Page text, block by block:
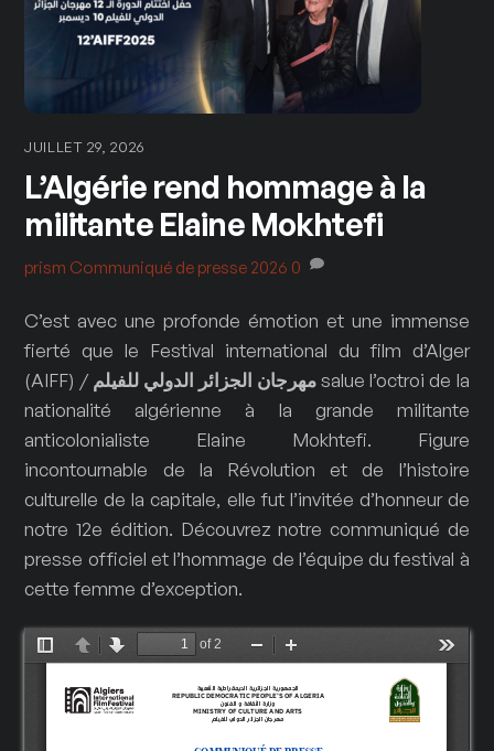
JUILLET 29, 2026
L’Algérie rend hommage à la
militante Elaine Mokhtefi
prism Communiqué de presse 2026 0
C’est avec une profonde émotion et une immense
fierté que le Festival international du film d’Alger
(AIFF) /
مهرجان الجزائر الدولي للفيلم
salue l’octroi de la
nationalité algérienne à la grande militante
anticolonialiste Elaine Mokhtefi. Figure
incontournable de la Révolution et de l’histoire
culturelle de la capitale, elle fut l’invitée d’honneur de
notre 12e édition. Découvrez notre communiqué de
presse officiel et l’hommage de l’équipe du festival à
cette femme d’exception.